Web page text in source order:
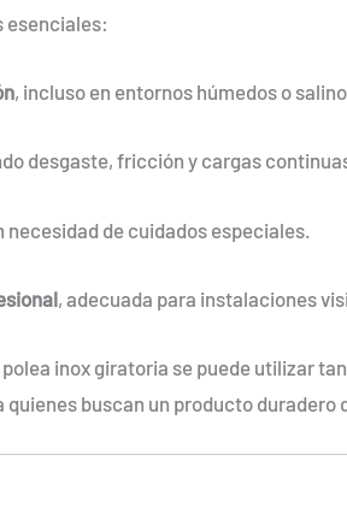
esenciales:
, incluso en entornos húmedos o
desgaste, fricción y cargas
necesidad de cuidados especiales.
, adecuada para instalaciones
inox giratoria se puede utilizar
quienes buscan un producto